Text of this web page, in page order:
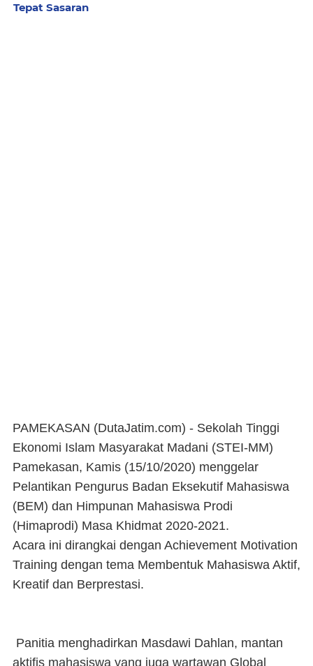
Tepat Sasaran
PAMEKASAN (DutaJatim.com) - Sekolah Tinggi
Ekonomi Islam Masyarakat Madani (STEI-MM)
Pamekasan, Kamis (15/10/2020) menggelar
Pelantikan Pengurus Badan Eksekutif Mahasiswa
(BEM) dan Himpunan Mahasiswa Prodi
(Himaprodi) Masa Khidmat 2020-2021.
Acara ini dirangkai dengan Achievement Motivation
Training dengan tema Membentuk Mahasiswa Aktif,
Kreatif dan Berprestasi.
Panitia menghadirkan Masdawi Dahlan, mantan
aktifis mahasiswa yang juga wartawan Global